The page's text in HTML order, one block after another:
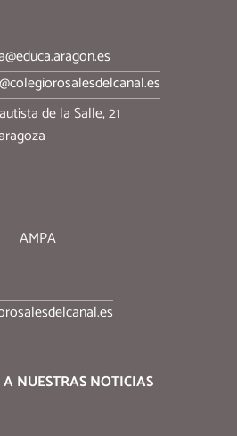
de la Salle, 21
AMPA
A NUESTRAS NOTICIAS